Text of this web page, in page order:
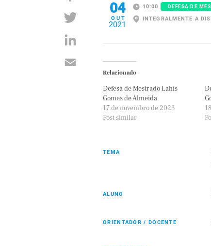
04
OUT
2021
10:00 DEFESA DE
INTEGRALMENTE A
Relacionado
Defesa de Mestrado Lahis
Gomes de Almeida
17 de novembro de 2023
Post similar
TEMA
ALUNO
ORIENTADOR / DOCENTE